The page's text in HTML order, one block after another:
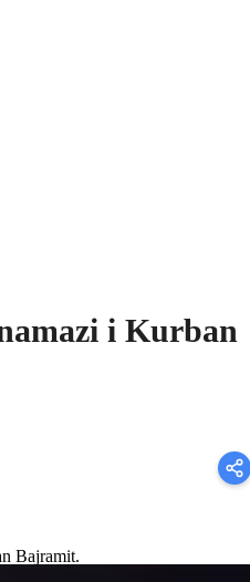
i Kurban
Bajramit.